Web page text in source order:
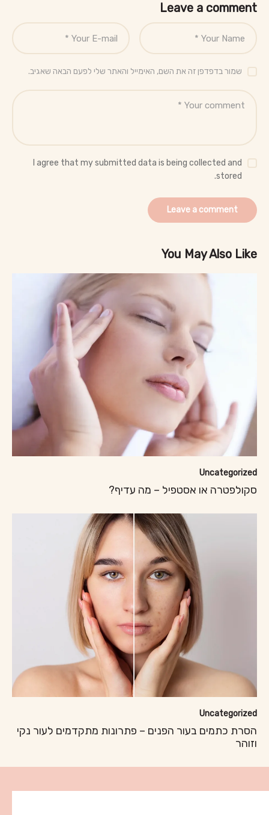
Leave a comment
שמור בדפדפן זה את השם, האימייל והאתר שלי לפעם הבאה שאגיב.
I agree that my submitted data is being collected and
stored.
You May Also Like
Uncategorized
סקולפטרה או אסטפיל – מה עדיף?
Uncategorized
הסרת כתמים בעור הפנים – פתרונות מתקדמים לעור נקי
וזוהר